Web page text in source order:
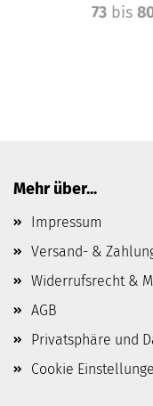
73bis
Mehr über...
Impressum
Versand- &
Widerrufsrecht &
AGB
Privatsphäre und
Cookie